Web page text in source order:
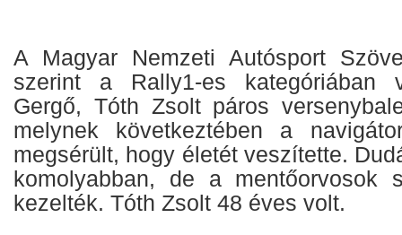
A Magyar Nemzeti Autósport
szerint a Rally1-es kategóriában
Gergő, Tóth Zsolt páros
melynek következtében a
megsérült, hogy életét veszítette.
komolyabban, de a mentőorvosok
kezelték. Tóth Zsolt 48 éves volt.